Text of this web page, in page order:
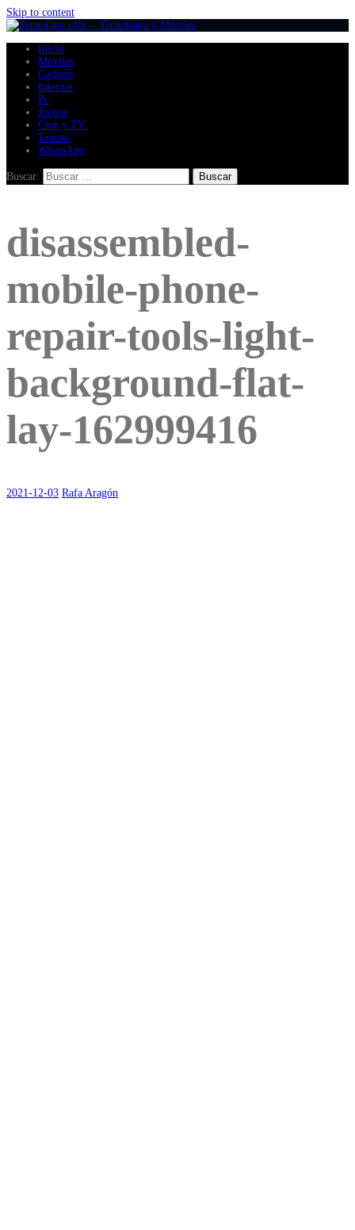
Skip to content
Inicio
Móviles
Gadgets
Internet
Pc
Juegos
Cine y TV
Trucos
WhatsApp
Buscar:
disassembled-
mobile-phone-
repair-tools-light-
background-flat-
lay-162999416
2021-12-03 Rafa Aragón